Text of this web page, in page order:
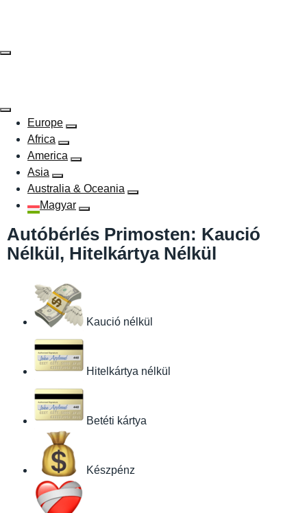
Europe
Africa
America
Asia
Australia & Oceania
Magyar
Autóbérlés Primosten: Kaució
Nélkül, Hitelkártya Nélkül
Kaució nélkül
Hitelkártya nélkül
Betéti kártya
Készpénz